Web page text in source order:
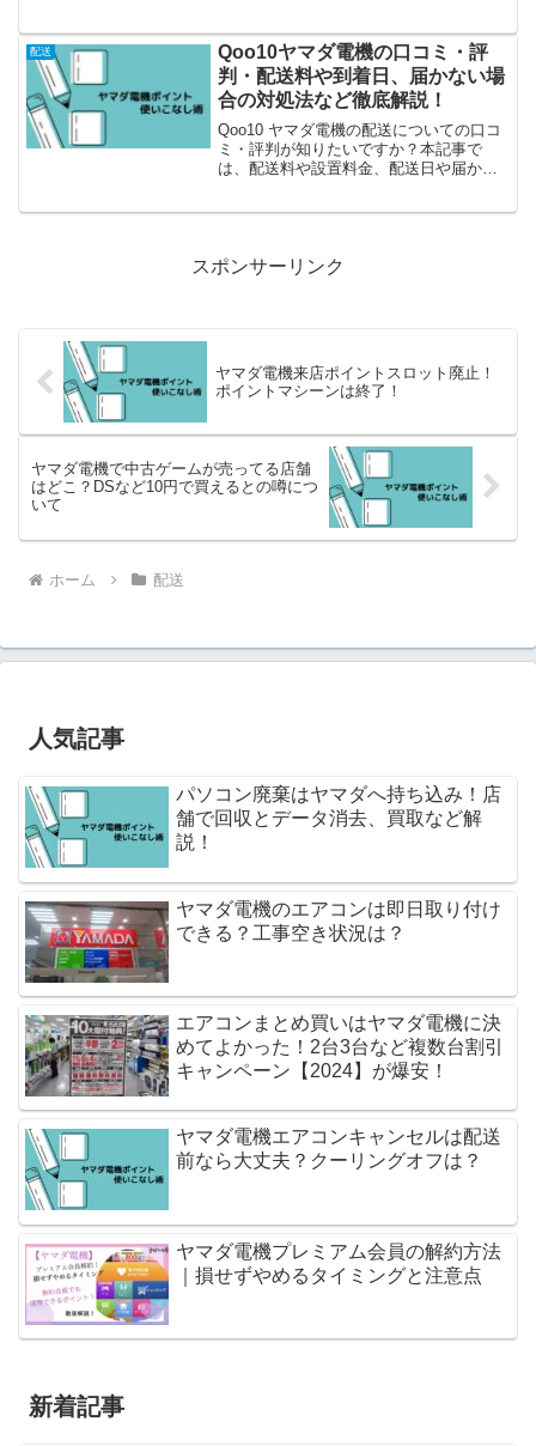
配送
Qoo10ヤマダ電機の口コミ・評
判・配送料や到着日、届かない場
合の対処法など徹底解説！
Qoo10 ヤマダ電機の配送についての口コ
ミ・評判が知りたいですか？本記事で
は、配送料や設置料金、配送日や届かな
スポンサーリンク
ヤマダ電機来店ポイントスロット廃止！
ポイントマシーンは終了！
ヤマダ電機で中古ゲームが売ってる店舗
はどこ？DSなど10円で買えるとの噂につ
いて
ホーム 配送
人気記事
パソコン廃棄はヤマダへ持ち込み！店
舗で回収とデータ消去、買取など解
説！
ヤマダ電機のエアコンは即日取り付け
できる？工事空き状況は？
エアコンまとめ買いはヤマダ電機に決
めてよかった！2台3台など複数台割引
キャンペーン【2024】が爆安！
ヤマダ電機エアコンキャンセルは配送
前なら大丈夫？クーリングオフは？
ヤマダ電機プレミアム会員の解約方法
｜損せずやめるタイミングと注意点
新着記事